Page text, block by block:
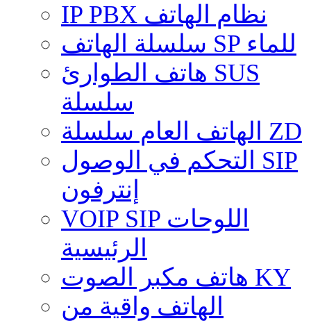
IP PBX نظام الهاتف
سلسلة الهاتف SP للماء
هاتف الطوارئ SUS
سلسلة
الهاتف العام سلسلة ZD
التحكم في الوصول SIP
إنترفون
VOIP SIP اللوحات
الرئيسية
هاتف مكبر الصوت KY
الهاتف واقية من